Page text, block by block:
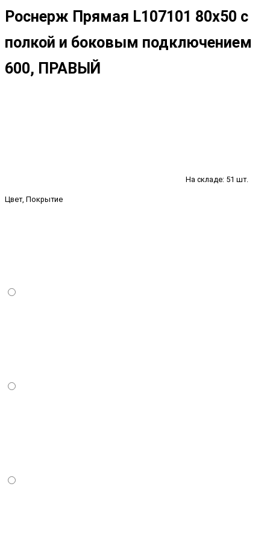
Роснерж Прямая L107101 80x50 с
полкой и боковым подключением
600, ПРАВЫЙ
На складе: 51 шт.
Цвет, Покрытие